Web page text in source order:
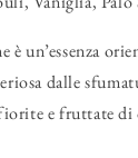
un’essenza
dalle
e fruttate di